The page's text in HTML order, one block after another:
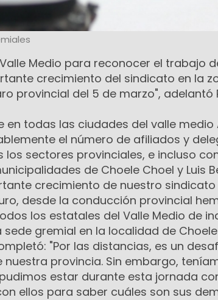
Medio para reconocer el trabajo
crecimiento del sindicato en la
provincial del 5 de marzo", adelantó
en todas las ciudades del valle medio
el número de afiliados y
los sectores provinciales, e incluso
de Choele Choel y Luis
crecimiento de nuestro
desde la conducción provincial
los estatales del Valle Medio de
gremial en la localidad de
"Por las distancias, es un
nuestra provincia. Sin embargo,
estar durante esta jornada
ellos para saber cuáles son sus